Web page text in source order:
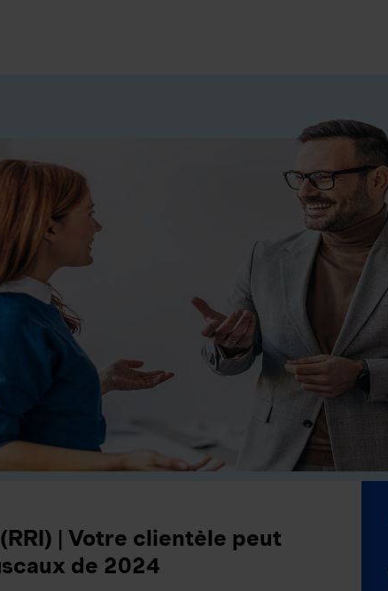
| Votre clientèle peut
de 2024